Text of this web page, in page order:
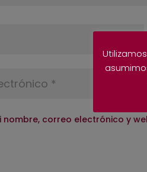
nombre, correo electrónico y